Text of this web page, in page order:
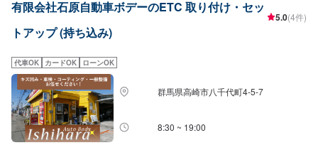
ドバイスを心掛けております。--------------------------------------------------【1】オ
ファーにてお問い合わせ【2】お見積り【3】お見積りにご納得いただければ
作業開始【4】仕上がり次第納車-----納期について-----納期は通常1日～2日程
さい。-----代車について-----無料の代車をご用意しています。お車の作業中は
代車をご利用ください。※代車の燃料代はお客様にご負担いただいておりま
す。-----ご来店時の注意、受付方法-----当工場は太田桐生インターチェンジか
ら５分入庫の際はお気をつけてお越しください。駐車スペースは工場前の空
いているスペースに駐車してください。受付はスタッフへ「メンテモで予約
しました」とお伝えください。ご案内いたします。【定休日・営業時間】定
休日：日曜日営業時間：9:00~19:00
有限会社石原自動車ボデーのETC 取り付け・セッ
トアップ (持ち込み)
5.0(4件)
代車OK カードOK ローンOK
群馬県高崎市八千代町4-5-7
8:30 ~ 19:00